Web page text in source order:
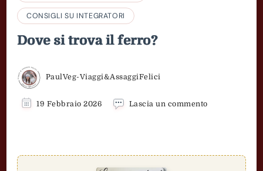
CONSIGLI SU INTEGRATORI
Dove si trova il ferro?
PaulVeg-Viaggi&AssaggiFelici
19 Febbraio 2026 Lascia un commentosu
ferro?